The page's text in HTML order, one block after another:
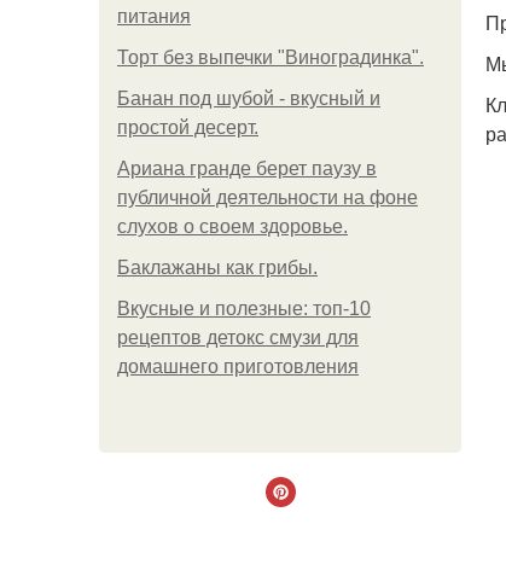
питания
Торт без выпечки "Виноградинка".
Банан под шубой - вкусный и
простой десерт.
Ариана гранде берет паузу в
публичной деятельности на фоне
слухов о своем здоровье.
Баклажаны как грибы.
Вкусные и полезные: топ-10
рецептов детокс смузи для
домашнего приготовления